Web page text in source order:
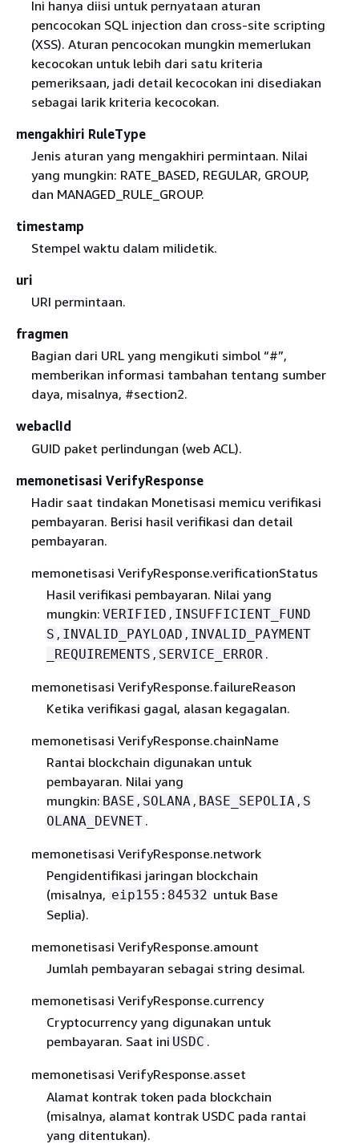
Ini hanya diisi untuk pernyataan aturan
pencocokan SQL injection dan cross-site scripting
(XSS). Aturan pencocokan mungkin memerlukan
kecocokan untuk lebih dari satu kriteria
pemeriksaan, jadi detail kecocokan ini disediakan
sebagai larik kriteria kecocokan.
mengakhiri RuleType
Jenis aturan yang mengakhiri permintaan. Nilai
yang mungkin: RATE_BASED, REGULAR, GROUP,
dan MANAGED_RULE_GROUP.
timestamp
Stempel waktu dalam milidetik.
uri
URI permintaan.
fragmen
Bagian dari URL yang mengikuti simbol “#”,
memberikan informasi tambahan tentang sumber
daya, misalnya, #section2.
webaclId
GUID paket perlindungan (web ACL).
memonetisasi VerifyResponse
Hadir saat tindakan Monetisasi memicu verifikasi
pembayaran. Berisi hasil verifikasi dan detail
pembayaran.
memonetisasi VerifyResponse.verificationStatus
Hasil verifikasi pembayaran. Nilai yang
mungkin: VERIFIED , INSUFFICIENT_FUND
S , INVALID_PAYLOAD , INVALID_PAYMENT
_REQUIREMENTS , SERVICE_ERROR .
memonetisasi VerifyResponse.failureReason
Ketika verifikasi gagal, alasan kegagalan.
memonetisasi VerifyResponse.chainName
Rantai blockchain digunakan untuk
pembayaran. Nilai yang
mungkin: BASE , SOLANA , BASE_SEPOLIA , S
OLANA_DEVNET .
memonetisasi VerifyResponse.network
Pengidentifikasi jaringan blockchain
(misalnya, eip155:84532 untuk Base
Seplia).
memonetisasi VerifyResponse.amount
Jumlah pembayaran sebagai string desimal.
memonetisasi VerifyResponse.currency
Cryptocurrency yang digunakan untuk
pembayaran. Saat ini USDC .
memonetisasi VerifyResponse.asset
Alamat kontrak token pada blockchain
(misalnya, alamat kontrak USDC pada rantai
yang ditentukan).